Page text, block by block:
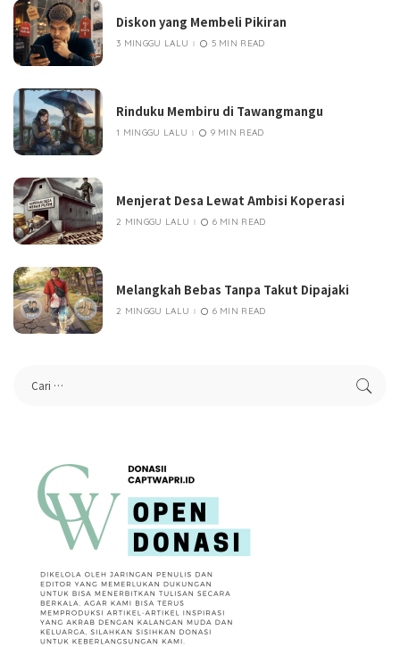
Diskon yang Membeli Pikiran
3 MINGGU LALU 5 MIN READ
Rinduku Membiru di Tawangmangu
1 MINGGU LALU 9 MIN READ
Menjerat Desa Lewat Ambisi Koperasi
2 MINGGU LALU 6 MIN READ
Melangkah Bebas Tanpa Takut Dipajaki
2 MINGGU LALU 6 MIN READ